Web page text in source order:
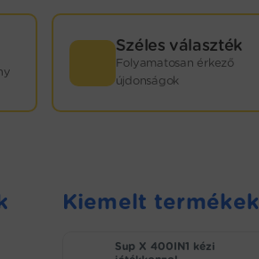
Széles választék
Folyamatosan érkező
újdonságok
Kiemelt termékek
Sup X 400IN1 kézi